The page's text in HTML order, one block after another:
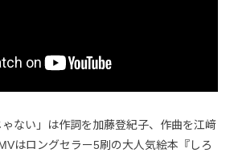
ゃない」は作詞を加藤登紀子、作曲を江﨑
はロングセラー5刷の大人気絵本『しろ